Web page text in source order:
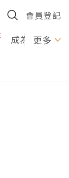
會員登記
成為U更多